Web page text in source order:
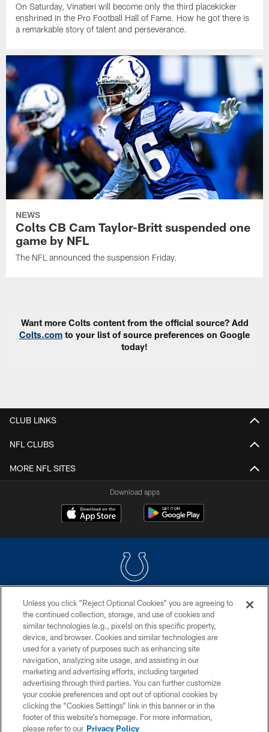
On Saturday, Vinatieri will become only the third placekicker
enshrined in the Pro Football Hall of Fame. How he got there is
a remarkable story of talent and perseverance.
NEWS
Colts CB Cam Taylor-Britt suspended one
game by NFL
The NFL announced the suspension Friday.
Want more Colts content from the official source? Add
Colts.com to your list of source preferences on Google
today!
CLUB LINKS
NFL CLUBS
MORE NFL SITES
Download apps
COPYRIGHT © 2026 COLTS, INC.
PRIVACY POLICY
ACCESSIBILITY
CONTACT US
SITE MAP
AD CHOICES
YOUR PRIVACY CHOICES
Unless you click “Reject Optional Cookies” you are agreeing to
the continued collection, storage, and use of cookies and
similar technologies (e.g., pixels) on this specific property,
device, and browser. Cookies and similar technologies are
used for a variety of purposes such as enhancing site
navigation, analyzing site usage, and assisting in our
marketing and advertising efforts, including targeted
advertising through third parties. You can further customize
your cookie preferences and opt out of optional cookies by
clicking the “Cookies Settings” link in this banner or in the
footer of this website’s homepage. For more information,
please refer to our Privacy Policy